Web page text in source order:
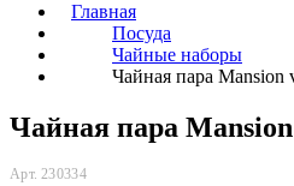
Главная
Посуда
Чайные наборы
Чайная пара Mansion
Чайная пара
Арт. 230334